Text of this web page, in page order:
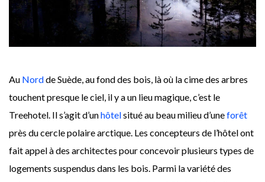
Au Nordde Suède, au fond des bois, là où la cime des arbres
touchent presque le ciel, il y a un lieu magique, c’est le
Treehotel. Il s’agit d’unhôtelsitué au beau milieu d’uneforêt
près du cercle polaire arctique. Les concepteurs de l’hôtel ont
fait appel à des architectes pour concevoir plusieurs types de
logements suspendus dans les bois. Parmi la variété des